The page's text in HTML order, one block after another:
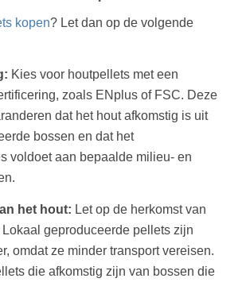
kopen? Let dan op de volgende
Kies voor houtpellets met een
zoals ENplus of FSC. Deze
dat het hout afkomstig is uit
bossen en dat het
voldoet aan bepaalde milieu- en
het hout: Let op de herkomst van
geproduceerde pellets zijn
omdat ze minder transport vereisen.
die afkomstig zijn van bossen die